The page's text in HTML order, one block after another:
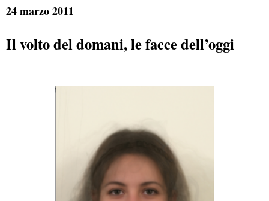
24 marzo 2011
Il volto del domani, le facce dell’oggi